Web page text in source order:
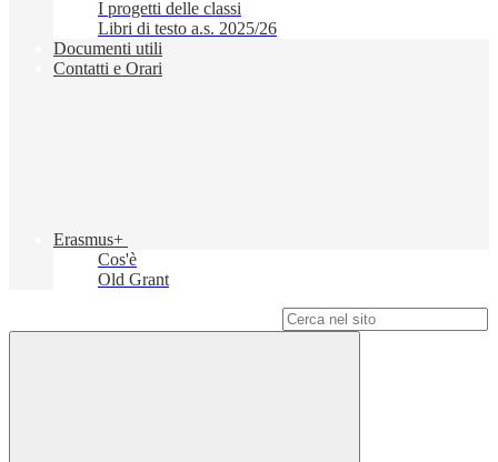
I progetti delle classi
Libri di testo a.s. 2025/26
Documenti utili
Contatti e Orari
Erasmus+
Cos'è
Old Grant